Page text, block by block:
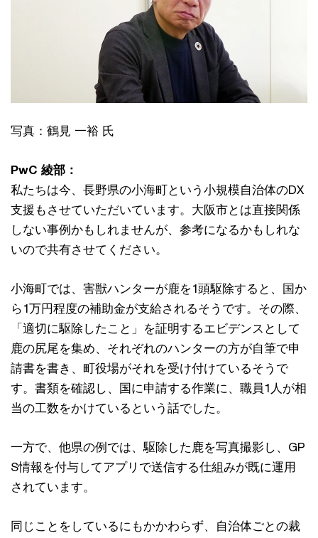
写真：鶴見 一裕 氏
PwC 綾部：
私たちは今、長野県の小海町という小規模自治体のDX
支援もさせていただいています。大阪市とは直接関係
しない事例かもしれませんが、参考になるかもしれな
いので共有させてください。
小海町では、害獣ハンターが鹿を1頭駆除すると、国か
ら1万円程度の補助金が支給されるそうです。その際、
「適切に駆除したこと」を証明するエビデンスとして
鹿の尻尾を集め、それぞれのハンターの方が自筆で申
請書を書き、町役場がそれを受け付けているそうで
す。書類を確認し、国に申請する作業に、職員1人が相
当の工数をかけているという話でした。
一方で、他県の例では、駆除した鹿を写真撮影し、GP
S情報を付与してアプリで送信する仕組みが既に運用
されています。
同じことをしているにもかかわらず、自治体ごとの裁